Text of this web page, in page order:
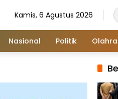
Kamis, 6 Agustus 2026
Nasional Politik